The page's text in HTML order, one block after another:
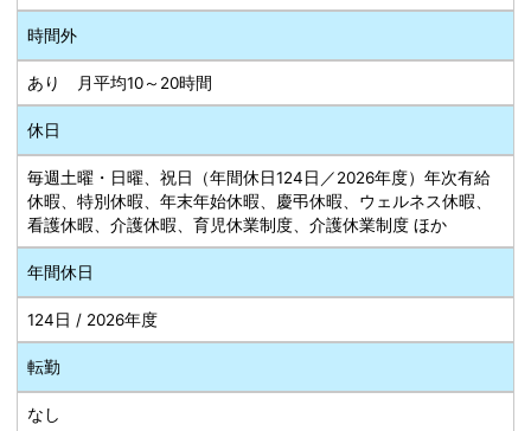
時間外
あり 月平均10～20時間
休日
毎週土曜・日曜、祝日（年間休日124日／2026年度）年次有給
休暇、特別休暇、年末年始休暇、慶弔休暇、ウェルネス休暇、
看護休暇、介護休暇、育児休業制度、介護休業制度 ほか
年間休日
124日 / 2026年度
転勤
なし